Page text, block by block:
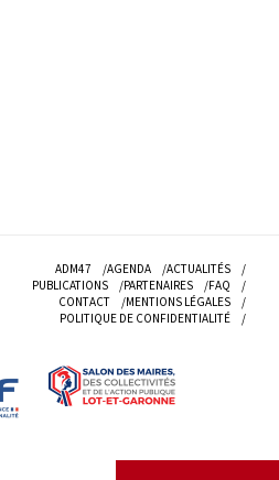
ADM47 AGENDA
ACTUALITÉS
PUBLICATIONS
PARTENAIRES
FAQ
CONTACT
MENTIONS LÉGALES
POLITIQUE DE CONFIDENTIALITÉ